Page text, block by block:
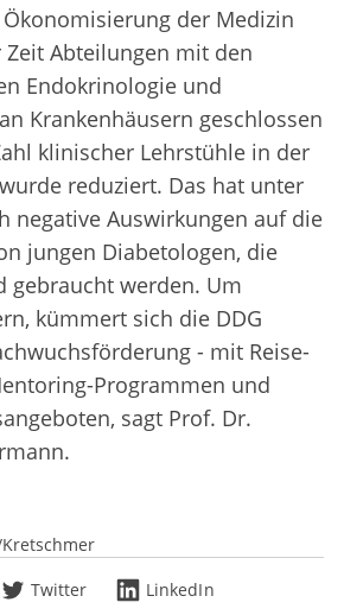
der Medizin
Abteilungen mit den
Endokrinologie und
Krankenhäusern geschlossen
klinischer Lehrstühle in der
reduziert. Das hat unter
negative Auswirkungen auf die
jungen Diabetologen, die
gebraucht werden. Um
kümmert sich die DDG
- mit Reise-
Programmen und
sagt Prof. Dr.
Twitter LinkedIn